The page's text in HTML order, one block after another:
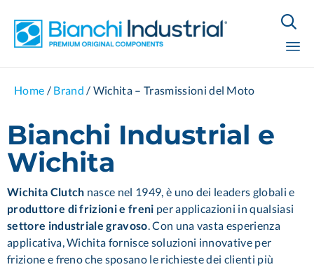

Home / Brand / Wichita – Trasmissioni del Moto
Bianchi Industrial e
Wichita
Wichita Clutch nasce nel 1949, è uno dei leaders globali e
produttore di frizioni e freni per applicazioni in qualsiasi
settore industriale gravoso. Con una vasta esperienza
applicativa, Wichita fornisce soluzioni innovative per
frizione e freno che sposano le richieste dei clienti più